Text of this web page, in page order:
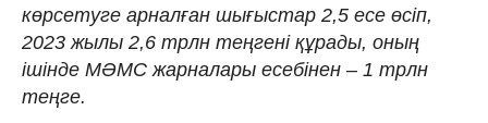
көрсетуге арналған шығыстар 2,5 есе өсіп,
2023 жылы 2,6 трлн теңгені құрады, оның
ішінде МӘМС жарналары есебінен – 1 трлн
теңге.